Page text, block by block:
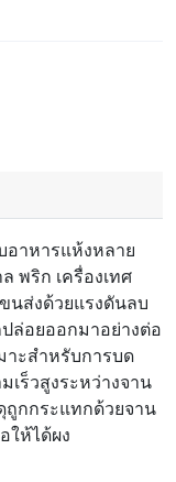
อาหารแห้งหลาย
พริก เครื่องเทศ
นส่งด้วยแรงดันลบ
ล่อยออกมาอย่างต่อ
าะสำหรับการบด
ร็วสูงระหว่างจาน
กกระแทกด้วยจาน
ให้ได้ผง